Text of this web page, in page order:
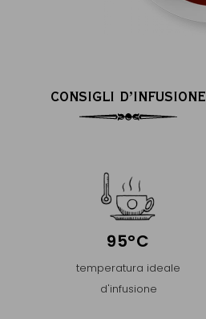
CONSIGLI D’INFUSIONE
95°C
temperatura ideale
d'infusione